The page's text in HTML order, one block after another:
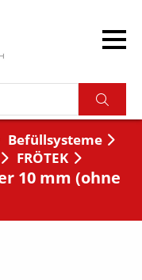
Befüllsysteme
FRÖTEK
10 mm (ohne